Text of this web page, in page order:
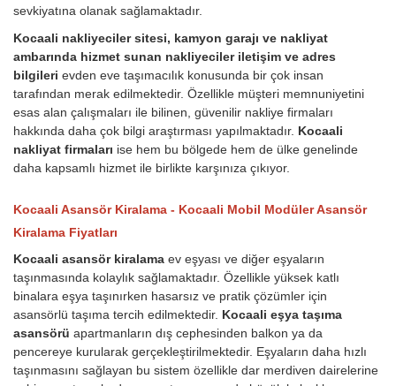
sevkiyatına olanak sağlamaktadır.
Kocaali nakliyeciler sitesi, kamyon garajı ve nakliyat
ambarında hizmet sunan nakliyeciler iletişim ve adres
bilgileri evden eve taşımacılık konusunda bir çok insan
tarafından merak edilmektedir. Özellikle müşteri memnuniyetini
esas alan çalışmaları ile bilinen, güvenilir nakliye firmaları
hakkında daha çok bilgi araştırması yapılmaktadır. Kocaali
nakliyat firmaları ise hem bu bölgede hem de ülke genelinde
daha kapsamlı hizmet ile birlikte karşınıza çıkıyor.
Kocaali Asansör Kiralama - Kocaali Mobil Modüler Asansör
Kiralama Fiyatları
Kocaali asansör kiralama ev eşyası ve diğer eşyaların
taşınmasında kolaylık sağlamaktadır. Özellikle yüksek katlı
binalara eşya taşınırken hasarsız ve pratik çözümler için
asansörlü taşıma tercih edilmektedir. Kocaali eşya taşıma
asansörü apartmanların dış cephesinden balkon ya da
pencereye kurularak gerçekleştirilmektedir. Eşyaların daha hızlı
taşınmasını sağlayan bu sistem özellikle dar merdiven dairelerine